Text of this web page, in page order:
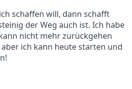
schaffen will, dann schafft
der Weg auch ist. Ich habe
nicht mehr zurückgehen
ich kann heute starten und